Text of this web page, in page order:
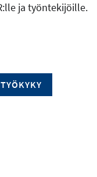
ja työntekijöille.
TYÖKYKY